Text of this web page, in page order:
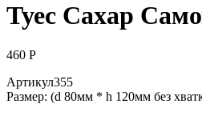
Туес Сахар
460 Р
Артикул355
Размер: (d 80мм * h 120мм без